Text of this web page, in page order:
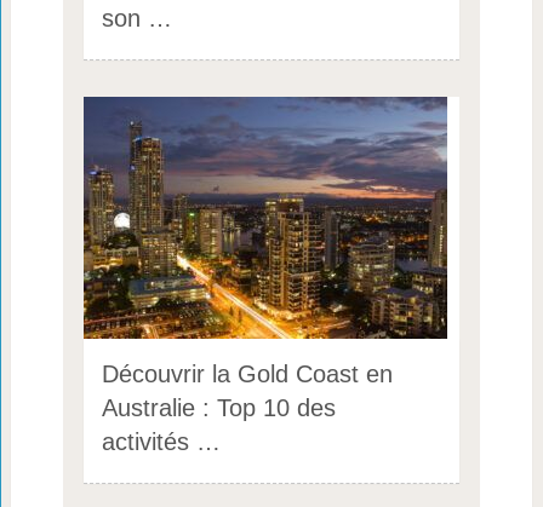
son …
Découvrir la Gold Coast en
Australie : Top 10 des
activités …